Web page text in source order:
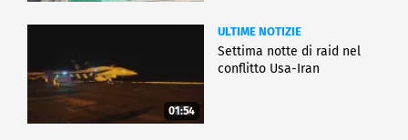
01:54
ULTIME NOTIZIE
Settima notte di raid nel
conflitto Usa-Iran